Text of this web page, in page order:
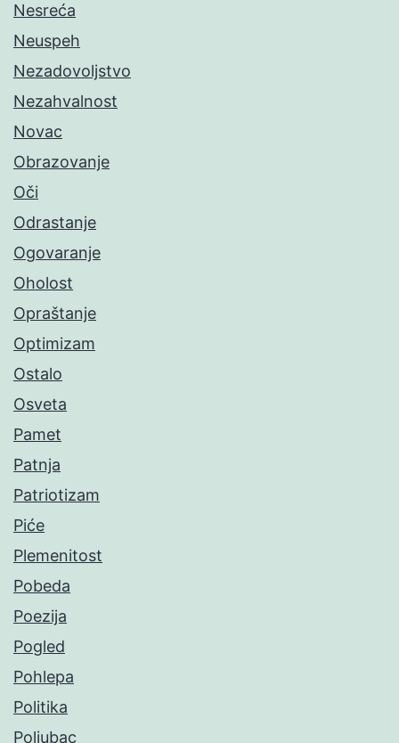
Nesreća
Neuspeh
Nezadovoljstvo
Nezahvalnost
Novac
Obrazovanje
Oči
Odrastanje
Ogovaranje
Oholost
Opraštanje
Optimizam
Ostalo
Osveta
Pamet
Patnja
Patriotizam
Piće
Plemenitost
Pobeda
Poezija
Pogled
Pohlepa
Politika
Poljubac